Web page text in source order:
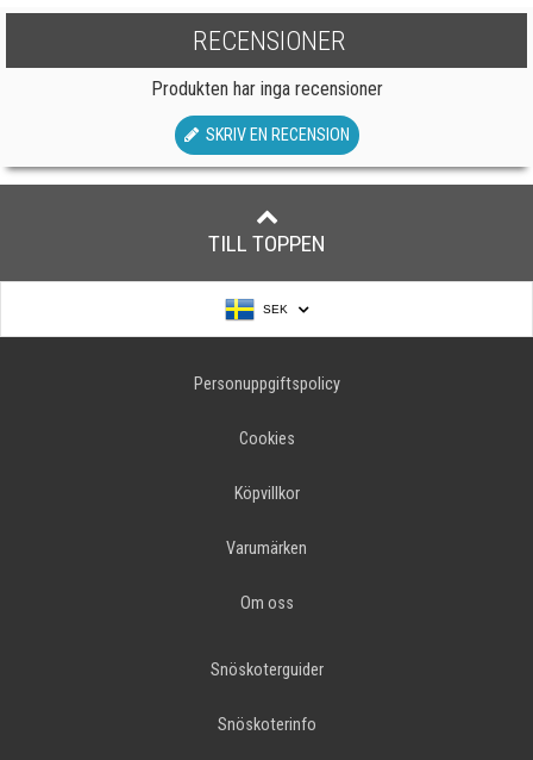
RECENSIONER
Produkten har inga recensioner
SKRIV EN RECENSION
TILL TOPPEN
SEK
Personuppgiftspolicy
Cookies
Köpvillkor
Varumärken
Om oss
Snöskoterguider
Snöskoterinfo